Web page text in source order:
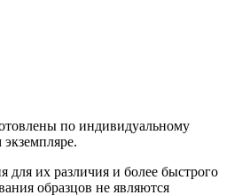
по индивидуальному
для их различия и более быстрого
образцов не являются